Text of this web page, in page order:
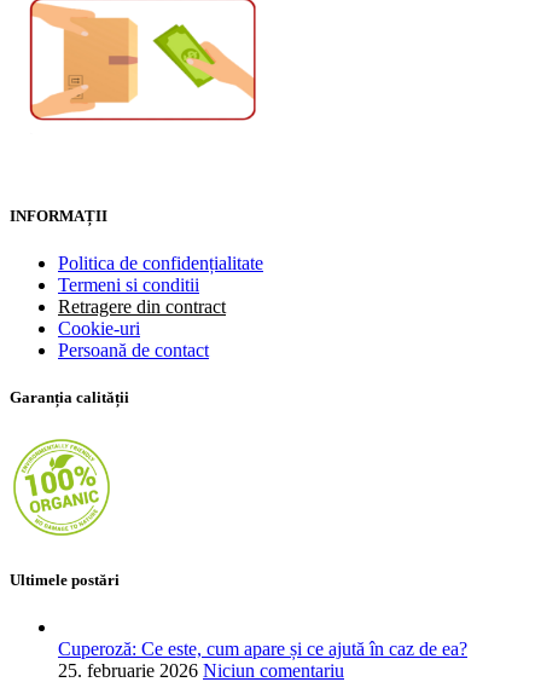
INFORMAȚII
Politica de confidențialitate
Termeni si conditii
Retragere din contract
Cookie-uri
Persoană de contact
Garanția calității
Ultimele postări
Cuperoză: Ce este, cum apare și ce ajută în caz de ea?
25. februarie 2026 Niciun comentariu